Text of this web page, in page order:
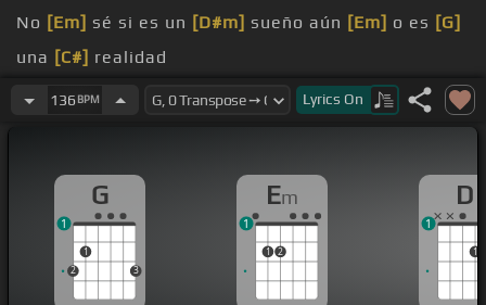
No [Em] sé si es un [D#m] sueño aún [Em] o es [G]
una [C#] realidad
contigo[D]
es cuando digo
amanecido
Llorando[C]de
136 BPM Lyrics On
G
2
1
3
1
Em
1 2
1
D
1
1